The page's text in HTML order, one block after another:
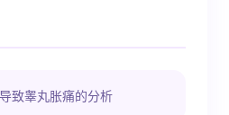
致睾丸胀痛的分析